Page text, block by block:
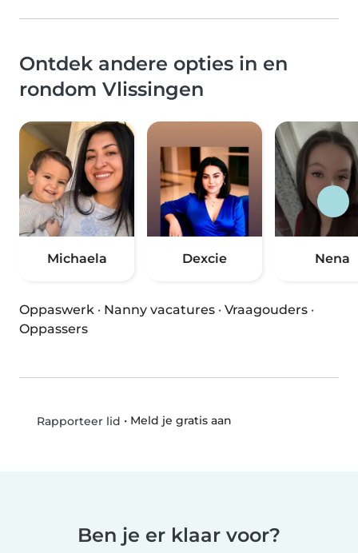
Ontdek andere opties in en
rondom Vlissingen
Michaela Dexcie Nena
Oppaswerk · Nanny vacatures · Vraagouders ·
Oppassers
Rapporteer lid • Meld je gratis aan
Ben je er klaar voor?